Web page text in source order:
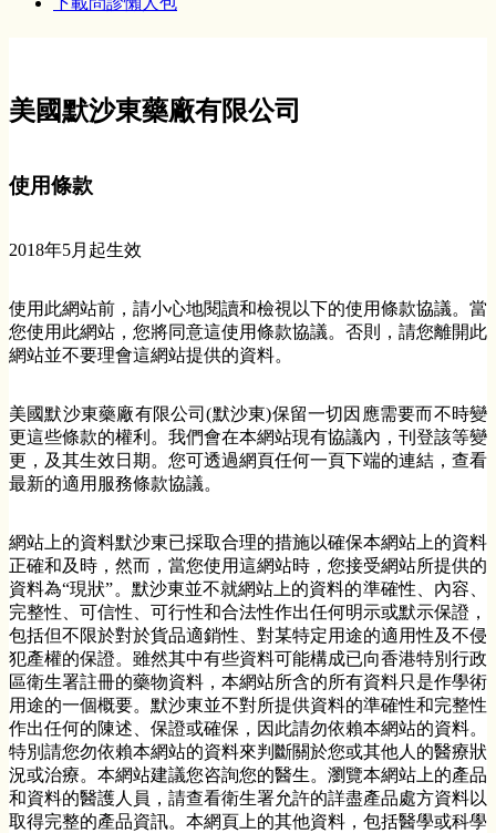
美國默沙東藥廠有限公司
使用條款
2018年5月起生效
使用此網站前，請小心地閱讀和檢視以下的使用條款協議。當
您使用此網站，您將同意這使用條款協議。否則，請您離開此
網站並不要理會這網站提供的資料。
美國默沙東藥廠有限公司(默沙東)保留一切因應需要而不時變
更這些條款的權利。我們會在本網站現有協議內，刊登該等變
更，及其生效日期。您可透過網頁任何一頁下端的連結，查看
最新的適用服務條款協議。
網站上的資料默沙東已採取合理的措施以確保本網站上的資料
正確和及時，然而，當您使用這網站時，您接受網站所提供的
資料為“現狀”。默沙東並不就網站上的資料的準確性、內容、
完整性、可信性、可行性和合法性作出任何明示或默示保證，
包括但不限於對於貨品適銷性、對某特定用途的適用性及不侵
犯產權的保證。雖然其中有些資料可能構成已向香港特別行政
區衛生署註冊的藥物資料，本網站所含的所有資料只是作學術
用途的一個概要。默沙東並不對所提供資料的準確性和完整性
作出任何的陳述、保證或確保，因此請勿依賴本網站的資料。
特別請您勿依賴本網站的資料來判斷關於您或其他人的醫療狀
況或治療。本網站建議您咨詢您的醫生。瀏覽本網站上的產品
和資料的醫護人員，請查看衛生署允許的詳盡產品處方資料以
取得完整的產品資訊。本網頁上的其他資料，包括醫學或科學